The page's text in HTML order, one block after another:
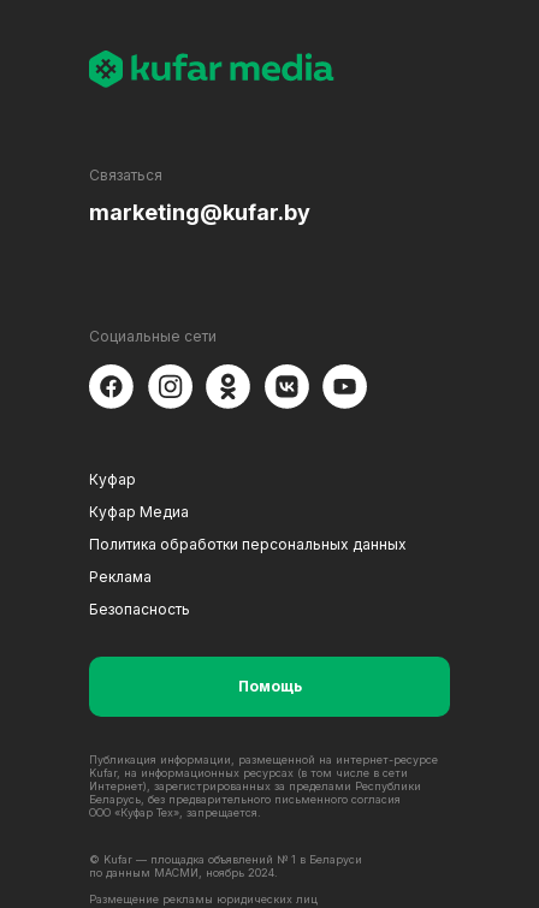
Социальные сети
marketing@kufar.by
Связаться
Безопасность
Реклама
Политика обработки персональных данных
Куфар Медиа
Куфар
Помощь
Публикация информации, размещенной на интернет-ресурсе
Kufar, на информационных ресурсах (в том числе в сети
Интернет), зарегистрированных за пределами Республики
Беларусь, без предварительного письменного согласия
ООО «Куфар Тех», запрещается.
© Kufar — площадка объявлений № 1 в Беларуси
по данным МАСМИ, ноябрь 2024.
Размещение рекламы юридических лиц